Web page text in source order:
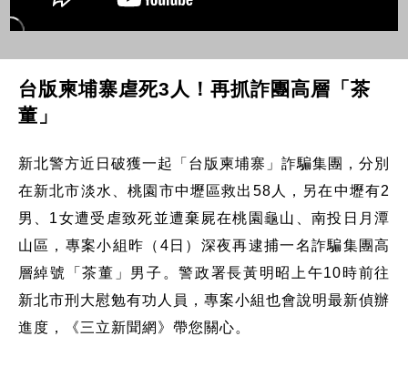
台版柬埔寨虐死3人！再抓詐團高層「茶
董」
新北警方近日破獲一起「台版柬埔寨」詐騙集團，分別
在新北市淡水、桃園市中壢區救出58人，另在中壢有2
男、1女遭受虐致死並遭棄屍在桃園龜山、南投日月潭
山區，專案小組昨（4日）深夜再逮捕一名詐騙集團高
層綽號「茶董」男子。警政署長黃明昭上午10時前往
新北市刑大慰勉有功人員，專案小組也會說明最新偵辦
進度，《三立新聞網》帶您關心。